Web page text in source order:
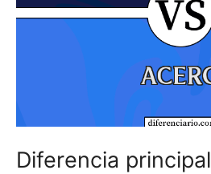
Diferencia principal